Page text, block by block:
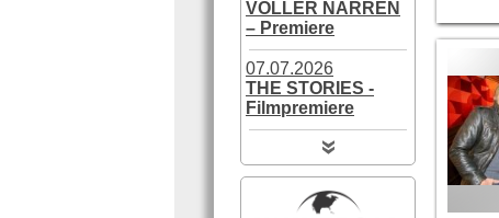
VOLLER NARREN
– Premiere
07.07.2026
THE STORIES -
Filmpremiere